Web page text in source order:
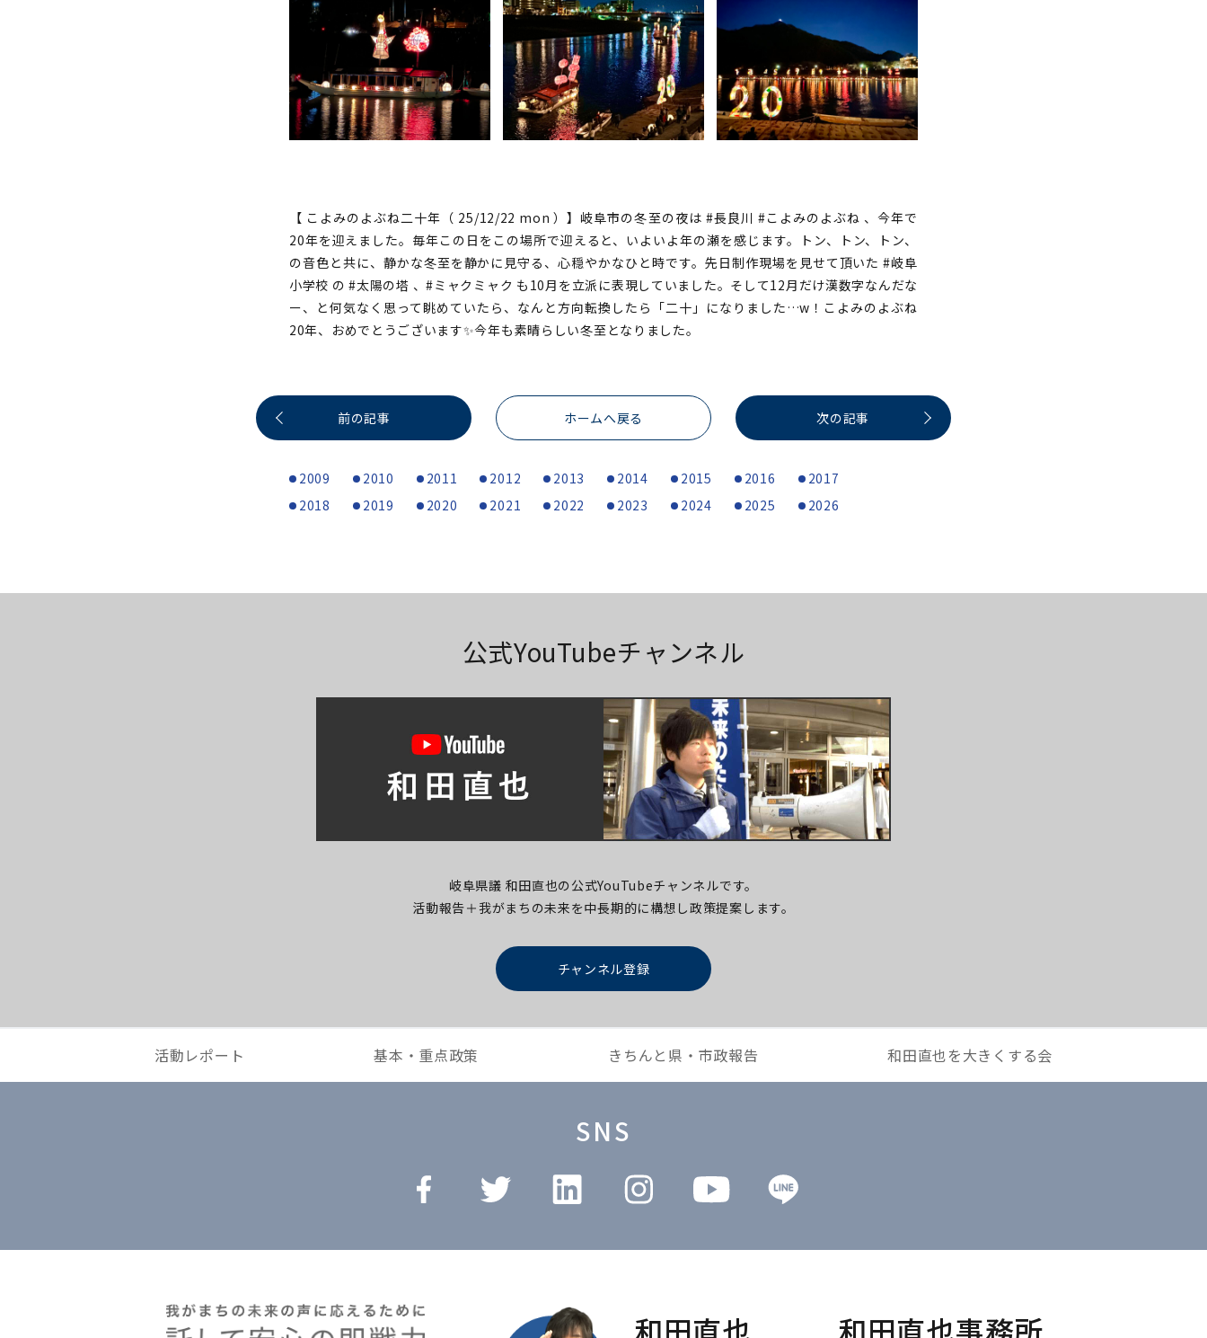
【 こよみのよぶね二十年（ 25/12/22 mon ）】岐阜市の冬至の夜は #長良川 #こよみのよぶね 、今年で
20年を迎えました。毎年この日をこの場所で迎えると、いよいよ年の瀬を感じます。トン、トン、トン、
の音色と共に、静かな冬至を静かに見守る、心穏やかなひと時です。先日制作現場を見せて頂いた #岐阜
小学校 の #太陽の塔 、#ミャクミャク も10月を立派に表現していました。そして12月だけ漢数字なんだな
ー、と何気なく思って眺めていたら、なんと方向転換したら「二十」になりました…w！こよみのよぶね
20年、おめでとうございます✨今年も素晴らしい冬至となりました。
前の記事 ホームへ戻る 次の記事
2009 2010 2011 2012 2013 2014 2015 2016
2017
2018
2019 2020 2021 2022 2023 2024 2025 2026
公式YouTubeチャンネル
岐阜県議 和田直也の公式YouTubeチャンネルです。
活動報告＋我がまちの未来を中長期的に構想し政策提案します。
チャンネル登録
活動レポート 基本・重点政策 きちんと県・市政報告 和田直也を大きくする会
SNS
和田直也 和田直也事務所